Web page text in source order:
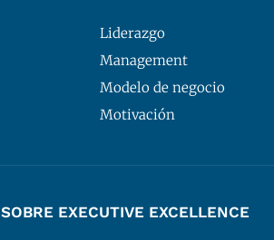
Liderazgo
Management
Modelo de negocio
Motivación
SOBRE EXECUTIVE EXCELLENCE